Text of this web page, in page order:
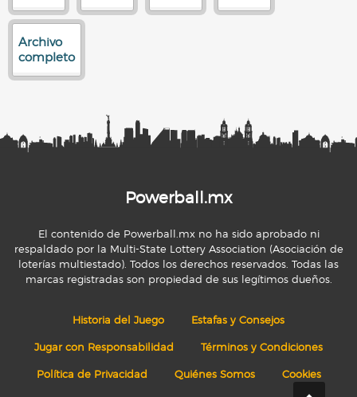
Archivo
completo
Powerball.mx
El contenido de Powerball.mx no ha sido aprobado ni
respaldado por la Multi-State Lottery Association (Asociación de
loterías multiestado). Todos los derechos reservados. Todas las
marcas registradas son propiedad de sus legítimos dueños.
Historia del Juego Estafas y Consejos
Jugar con Responsabilidad Términos y Condiciones
Política de Privacidad Quiénes Somos Cookies